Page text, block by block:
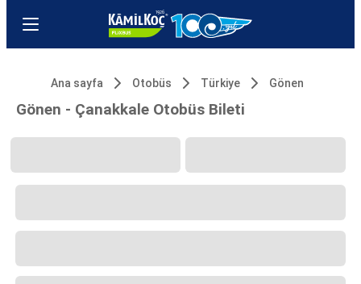
Ana sayfa Otobüs Türkiye Gönen
Gönen - Çanakkale Otobüs Bileti